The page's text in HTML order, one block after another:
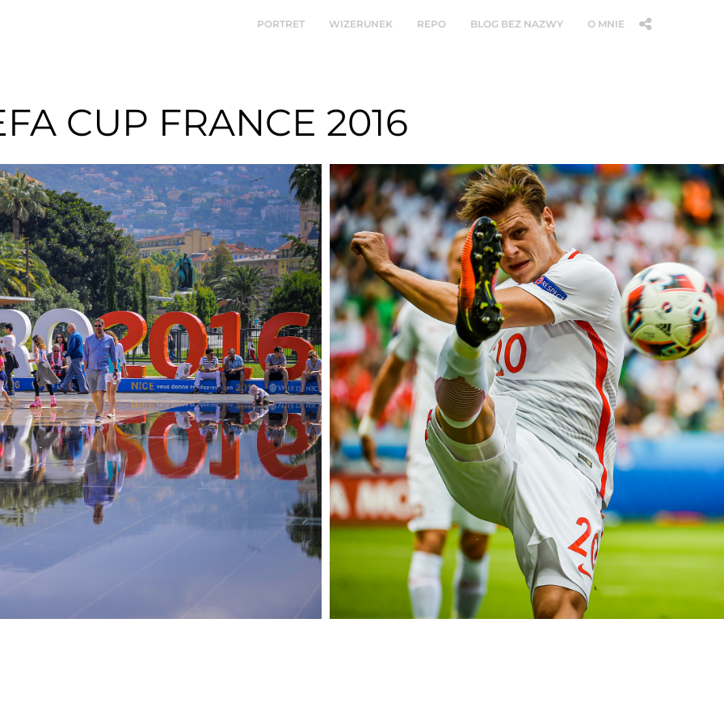
PORTRET WIZERUNEK REPO BLOG BEZ NAZWY O MNIE
CUP FRANCE 2016